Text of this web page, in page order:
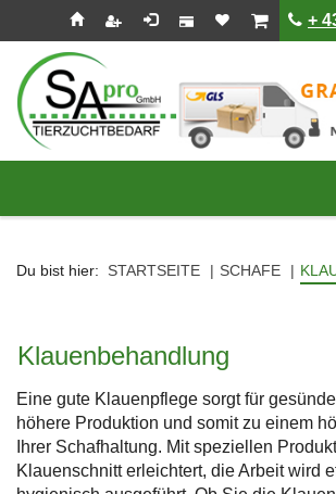
Seitenebreiche:
ist leerist leer+
Du bist hier: STARTSEITE SCHAFE
Klauenbehandlung
Eine gute Klauenpflege sorgt für
höhere Produktion und somit zu einem
Ihrer Schafhaltung. Mit speziellen
Klauenschnitt erleichtert, die Arbeit wird